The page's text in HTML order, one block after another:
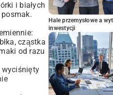
i białych
cząstka
od razu
wyciśnięty
Hale przemysłowe a
inwestycji